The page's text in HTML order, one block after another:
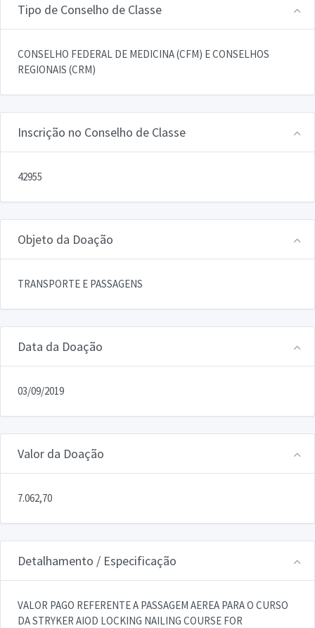
Tipo de Conselho de Classe
CONSELHO FEDERAL DE MEDICINA (CFM) E CONSELHOS
REGIONAIS (CRM)
Inscrição no Conselho de Classe
42955
Objeto da Doação
TRANSPORTE E PASSAGENS
Data da Doação
03/09/2019
Valor da Doação
7.062,70
Detalhamento / Especificação
VALOR PAGO REFERENTE A PASSAGEM AEREA PARA O CURSO
DA STRYKER AIOD LOCKING NAILING COURSE FOR